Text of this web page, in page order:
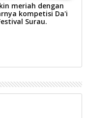
meriah dengan
kompetisi Da'i
Surau.